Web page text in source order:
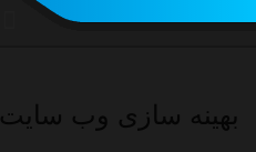
بهینه سازی وب سایت